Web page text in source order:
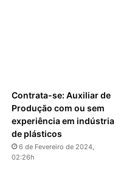
Contrata-se: Auxiliar de
Produção com ou sem
experiência em indústria
de plásticos
6 de Fevereiro de 2024,
02:26h